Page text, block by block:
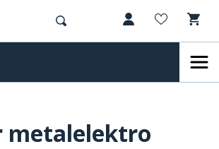
metalelektro